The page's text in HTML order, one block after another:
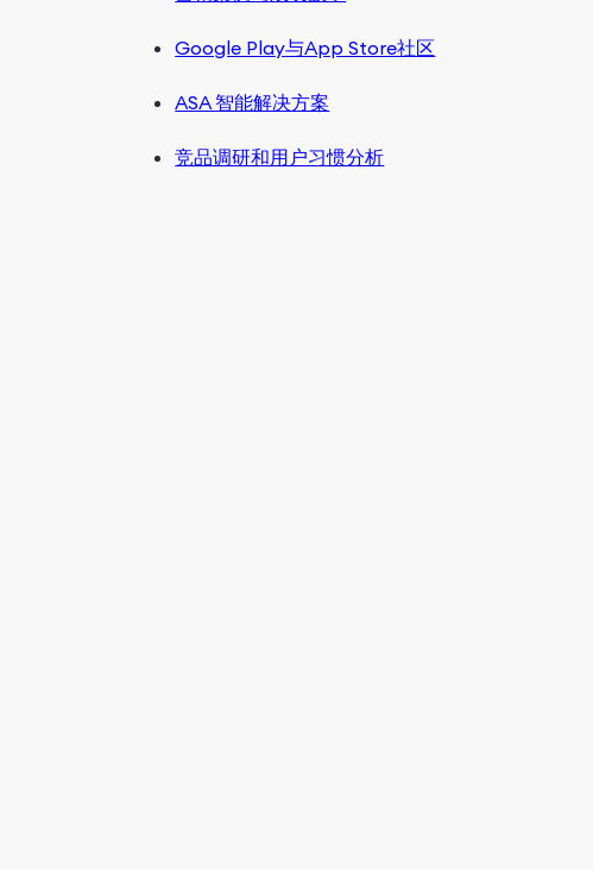
Google Play与App Store社区
ASA 智能解决方案
竞品调研和用户习惯分析